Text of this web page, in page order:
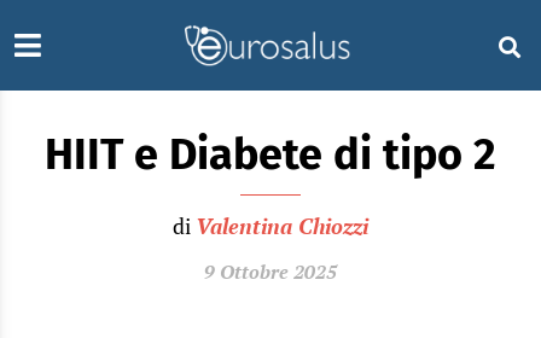
HIIT e Diabete di tipo 2
di Valentina Chiozzi
9 Ottobre 2025